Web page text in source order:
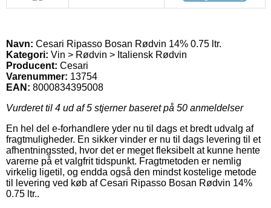
Navn: Cesari Ripasso Bosan Rødvin 14% 0.75 ltr.
Kategori: Vin > Rødvin > Italiensk Rødvin
Producent: Cesari
Varenummer: 13754
EAN: 8000834395008
Vurderet til 4 ud af 5 stjerner baseret på 50 anmeldelser
En hel del e-forhandlere yder nu til dags et bredt udvalg af
fragtmuligheder. En sikker vinder er nu til dags levering til et
afhentningssted, hvor det er meget fleksibelt at kunne hente
varerne på et valgfrit tidspunkt. Fragtmetoden er nemlig
virkelig ligetil, og endda også den mindst kostelige metode
til levering ved køb af Cesari Ripasso Bosan Rødvin 14%
0.75 ltr..